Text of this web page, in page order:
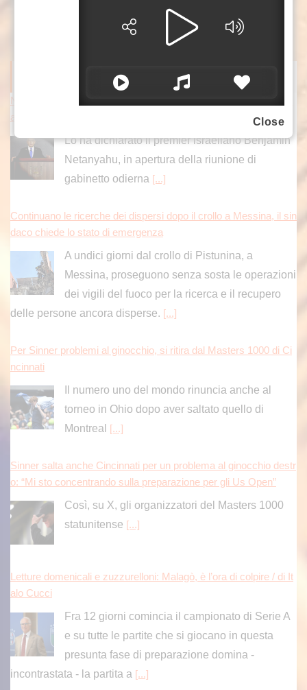
ITALPRESS NEWS
Netanyahu respinge il piano del Board of Peace per Gaza. Ham
as “Rispettare quanto concordato”
Lo ha dichiarato il premier israeliano Benjamin
Netanyahu, in apertura della riunione di
gabinetto odierna [...]
Continuano le ricerche dei dispersi dopo il crollo a Messina, il sin
daco chiede lo stato di emergenza
A undici giorni dal crollo di Pistunina, a
Messina, proseguono senza sosta le operazioni
dei vigili del fuoco per la ricerca e il recupero
delle persone ancora disperse. [...]
Per Sinner problemi al ginocchio, si ritira dal Masters 1000 di Ci
ncinnati
Il numero uno del mondo rinuncia anche al
torneo in Ohio dopo aver saltato quello di
Montreal
[...]
Sinner salta anche Cincinnati per un problema al ginocchio destr
o: “Mi sto concentrando sulla preparazione per gli Us Open”
Così, su X, gli organizzatori del Masters 1000
statunitense [...]
Letture domenicali e zuzzurelloni: Malagò, è l’ora di colpire / di It
alo Cucci
Fra 12 giorni comincia il campionato di Serie A
e su tutte le partite che si giocano in questa
presunta fase di preparazione domina -
incontrastata - la partita a [...]
Close